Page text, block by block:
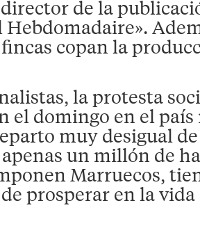
director de la
Hebdomadaire».
copan la
la protesta
el domingo en el
muy desigual
un millón de
Marruecos,
prosperar en la